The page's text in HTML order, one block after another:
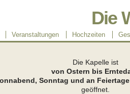
Die
Veranstaltungen Hochzeiten
Die Kapelle ist
von Ostern bis
Sonntag und an
geöffnet.